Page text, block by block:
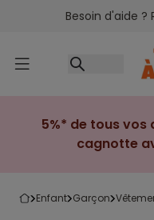
Accéder au contenu
Besoin d'aide ?
5%* de tous
cagnotte
enfant garçon